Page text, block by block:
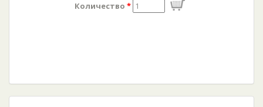
Количество *